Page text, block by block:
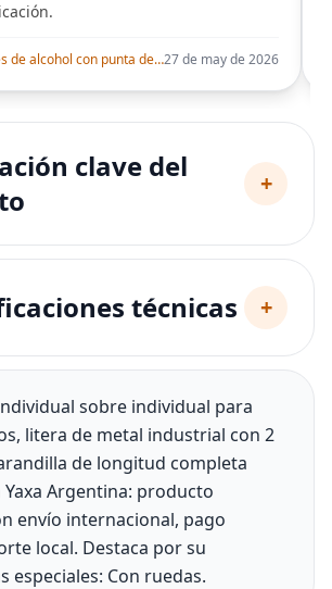
Ohuhu Marcadores de alcohol con punta de pincel – Juego de marcadores artísticos de doble punta con certificación AP para artistas adultos27 de may de 2026
clave del
+
técnicas +
sobre individual para
litera de metal industrial con 2
de longitud completa
Argentina: producto
envío internacional, pago
local. Destaca por su
especiales: Con ruedas.